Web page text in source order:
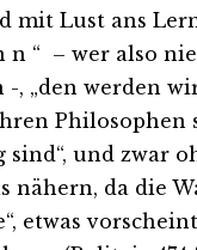
mit Lust ans
n “ – wer also
-, „den werden
sind“, und zwar
nähern, da die
etwas